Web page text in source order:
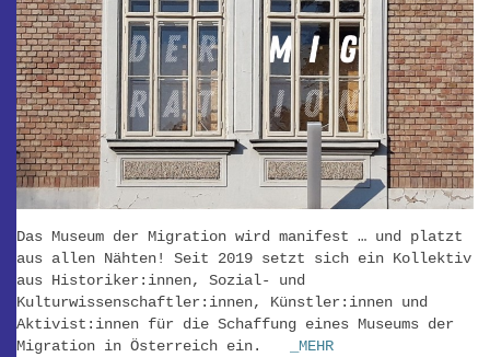
Das Museum der Migration wird manifest … und platzt
aus allen Nähten! Seit 2019 setzt sich ein Kollektiv
aus Historiker:innen, Sozial- und
Kulturwissenschaftler:innen, Künstler:innen und
Aktivist:innen für die Schaffung eines Museums der
Migration in Österreich ein.
_MEHR